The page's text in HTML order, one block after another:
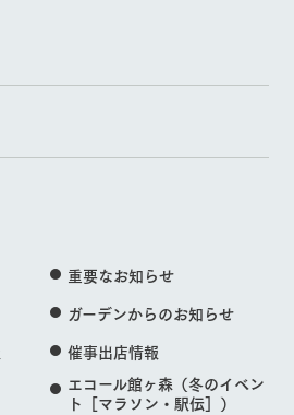
重要なお知らせ
ガーデンからのお知らせ
催事出店情報
エコール館ヶ森（冬のイベン
ト［マラソン・駅伝］）